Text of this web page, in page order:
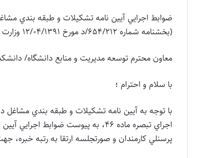
ضوابط اجرايي آيين نامه تشكيلات و طبقه بندي
(بخشنامه شماره 654/212/د مورخ 12/04/1391 وزارت بهداشت، درمان و آموزش پزشكي)
معاون محترم توسعه مديريت و منابع دانشگاه/
با سلام و احترام ؛
با توجه به آيين نامه تشكيلات و طبقه بندي
اجراي تبصره ماده 46، به پيوست
پرسنلي كارمندان و صورتجلسه ارتقا به رتبه خبره،